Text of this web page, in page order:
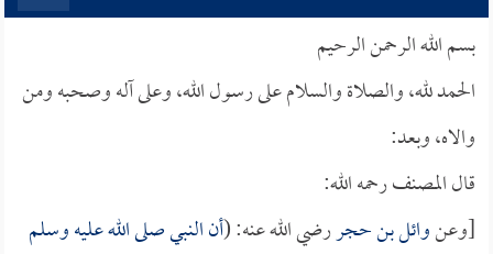
بسم الله الرحمن الرحيم
الحمد لله، والصلاة والسلام على رسول الله، وعلى آله وصحبه ومن
والاه، وبعد:
قال المصنف رحمه الله:
[وعنوائل بن حجررضي الله عنه: (أن النبي صلى الله عليه وسلم